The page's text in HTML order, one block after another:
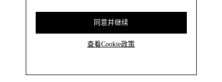
同意并继续
查看Cookie政策